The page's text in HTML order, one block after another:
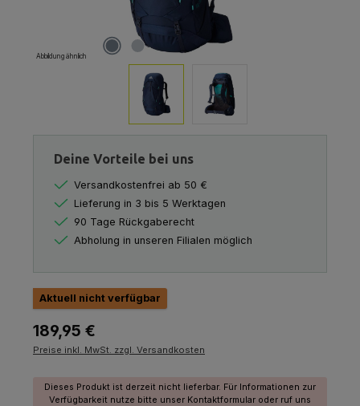
Abbildung ähnlich
Deine Vorteile bei uns
Versandkostenfrei ab 50 €
Lieferung in 3 bis 5 Werktagen
90 Tage Rückgaberecht
Abholung in unseren Filialen möglich
Aktuell nicht verfügbar
Regulärer Preis:
189,95 €
Preise inkl. MwSt. zzgl. Versandkosten
Dieses Produkt ist derzeit nicht lieferbar. Für Informationen zur
Verfügbarkeit nutze bitte unser Kontaktformular oder ruf uns